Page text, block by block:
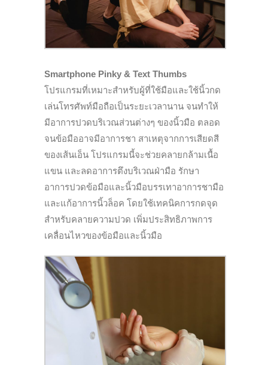
Smartphone Pinky & Text Thumbs
โปรแกรมที่เหมาะสำหรับผู้ที่ใช้มือและใช้นิ้วกด
เล่นโทรศัพท์มือถือเป็นระยะเวลานาน จนทำให้
มีอาการปวดบริเวณส่วนต่างๆ ของนิ้วมือ ตลอด
จนข้อมืออาจมีอาการชา สาเหตุจากการเสียดสี
ของเส้นเอ็น โปรแกรมนี้จะช่วยคลายกล้ามเนื้อ
แขน และลดอาการตึงบริเวณฝ่ามือ รักษา
อาการปวดข้อมือและนิ้วมือบรรเทาอาการชามือ
และแก้อาการนิ้วล็อค โดยใช้เทคนิคการกดจุด
สำหรับคลายความปวด เพิ่มประสิทธิภาพการ
เคลื่อนไหวของข้อมือและนิ้วมือ